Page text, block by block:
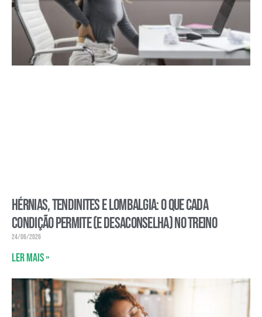
Hérnias, tendinites e lombalgia: o que cada
condição permite (e desaconselha) no treino
24/06/2026
Ler mais »